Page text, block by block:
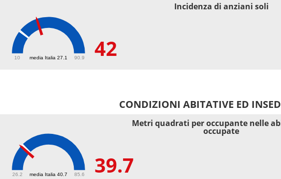
media Italia 27.1
10 90.9 42
Incidenza di anziani soli
CONDIZIONI ABITATIVE ED
media Italia 40.7
26.2 85.6 39.7
Metri quadrati per occupante nelle
occupate